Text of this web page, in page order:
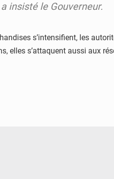
insisté le Gouverneur.
s’intensifient, les
elles s’attaquent aussi aux